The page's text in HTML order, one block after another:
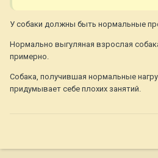
У собаки должны быть нормальные
Нормально выгуляная взрослая
примерно.
Собака, получившая нормальные
придумывает себе плохих занятий.